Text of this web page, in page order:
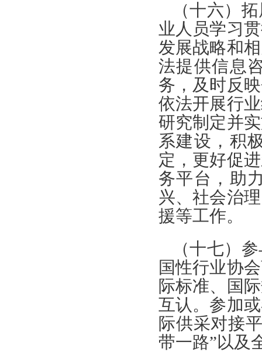
（十六）
业人员学习
发展战略和
法提供信息
务，及时反
依法开展行
研究制定并
系建设，积
定，更好促
务平台，助
兴、社会治
援等工作。
（十七）
国性行业协
际标准、国
互认。参加
际供采对接
带一路”以及